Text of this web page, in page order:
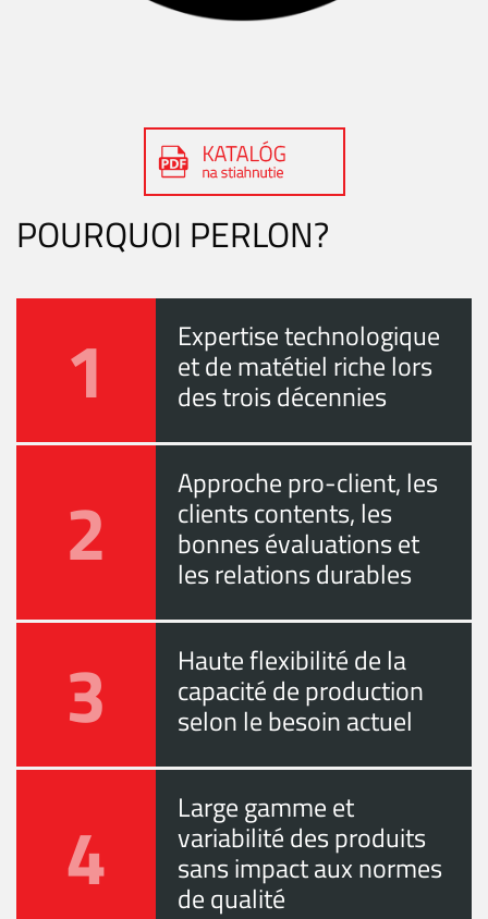
POURQUOI PERLON?
1 Expertise technologique
et de matétiel riche lors
des trois décennies
2 Approche pro-client, les
clients contents, les
bonnes évaluations et
les relations durables
3 Haute flexibilité de la
capacité de production
selon le besoin actuel
4 Large gamme et
variabilité des produits
sans impact aux normes
de qualité